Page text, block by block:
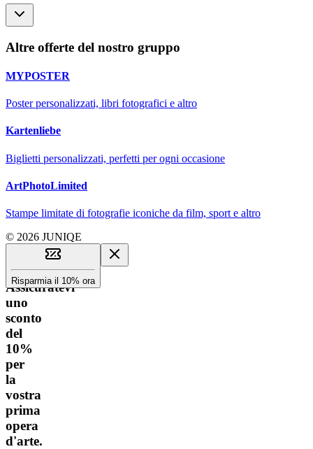
Altre offerte del nostro gruppo
MYPOSTER
Poster personalizzati, libri fotografici e altro
Kartenliebe
Biglietti personalizzati, perfetti per ogni occasione
ArtPhotoLimited
Stampe limitate di fotografie iconiche da film, sport e altro
© 2026 JUNIQE
Assicuratevi
uno
sconto
del
10%
per
la
vostra
prima
opera
d'arte.
Risparmia il 10% ora